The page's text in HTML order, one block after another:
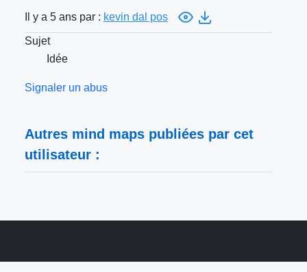
Il y a 5 ans par : kevin dal pos
Sujet
Idée
Signaler un abus
Autres mind maps publiées par cet
utilisateur :